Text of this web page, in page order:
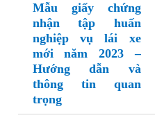
Mẫu giấy chứng
nhận tập huấn
nghiệp vụ lái xe
mới năm 2023 –
Hướng dẫn và
thông tin quan
trọng